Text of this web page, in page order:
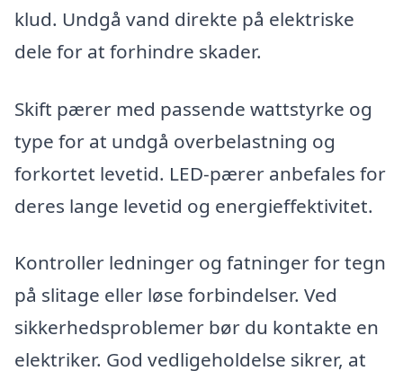
klud. Undgå vand direkte på elektriske
dele for at forhindre skader.
Skift pærer med passende wattstyrke og
type for at undgå overbelastning og
forkortet levetid. LED-pærer anbefales for
deres lange levetid og energieffektivitet.
Kontroller ledninger og fatninger for tegn
på slitage eller løse forbindelser. Ved
sikkerhedsproblemer bør du kontakte en
elektriker. God vedligeholdelse sikrer, at